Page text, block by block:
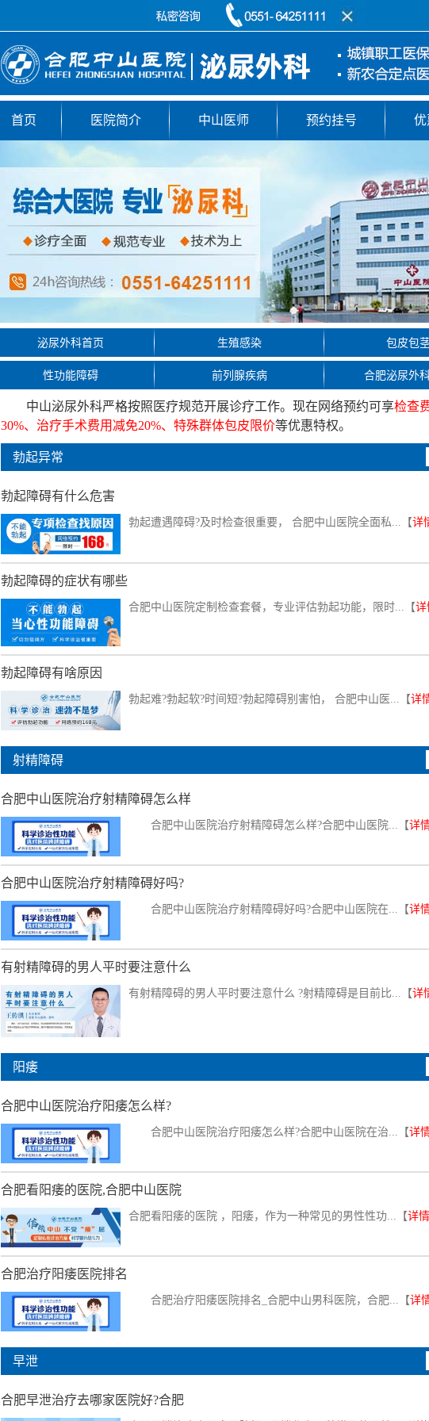
首页 医院简介 中山医师 预约挂号 优
泌尿外科首页 生殖感染 包皮包
性功能障碍 前列腺疾病 合肥泌尿外
中山泌尿外科严格按照医疗规范开展诊疗工作。现在网络预约可享检查
30%、治疗手术费用减免20%、特殊群体包皮限价等优惠特权。
勃起异常
勃起障碍有什么危害
勃起遭遇障碍?及时检查很重要， 合肥中山医院全面私...【详
勃起障碍的症状有哪些
合肥中山医院定制检查套餐，专业评估勃起功能，限时...【详
勃起障碍有啥原因
勃起难?勃起软?时间短?勃起障碍别害怕， 合肥中山医...【详
射精障碍
合肥中山医院治疗射精障碍怎么样
合肥中山医院治疗射精障碍怎么样?合肥中山医院...【详
合肥中山医院治疗射精障碍好吗?
合肥中山医院治疗射精障碍好吗?合肥中山医院在...【详
有射精障碍的男人平时要注意什么
有射精障碍的男人平时要注意什么 ?射精障碍是目前比...【详
阳痿
合肥中山医院治疗阳痿怎么样?
合肥中山医院治疗阳痿怎么样?合肥中山医院在治...【详
合肥看阳痿的医院,合肥中山医院
合肥看阳痿的医院 ，阳痿，作为一种常见的男性性功...【详
合肥治疗阳痿医院排名
合肥治疗阳痿医院排名_合肥中山男科医院，合肥...【详
早泄
合肥早泄治疗去哪家医院好?合肥